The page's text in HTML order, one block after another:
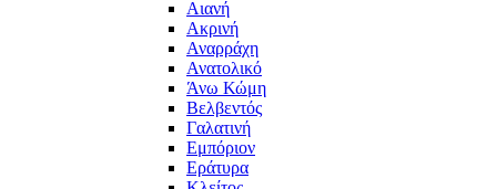
Αιανή
Ακρινή
Αναρράχη
Ανατολικό
Άνω Κώμη
Βελβεντός
Γαλατινή
Εμπόριον
Εράτυρα